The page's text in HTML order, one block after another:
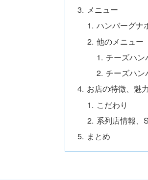
メニュー
ハンバーグナ
他のメニュー
チーズハ
チーズハ
お店の特徴、魅
こだわり
系列店情報、
まとめ